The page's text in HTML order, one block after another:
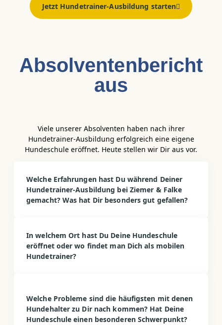
Jetzt Hundetrainer-Ausbildung starten
Absolventen­bericht
aus
Viele unserer Absolventen haben nach ihrer
Hundetrainer-Ausbildung erfolgreich eine eigene
Hundeschule eröffnet. Heute stellen wir Dir aus vor.
Welche Erfahrungen hast Du während Deiner
Hundetrainer-Ausbildung bei Ziemer & Falke
gemacht? Was hat Dir besonders gut gefallen?
In welchem Ort hast Du Deine Hundeschule
eröffnet oder wo findet man Dich als mobilen
Hundetrainer?
Welche Probleme sind die häufigsten mit denen
Hundehalter zu Dir nach kommen? Hat Deine
Hundeschule einen besonderen Schwerpunkt?